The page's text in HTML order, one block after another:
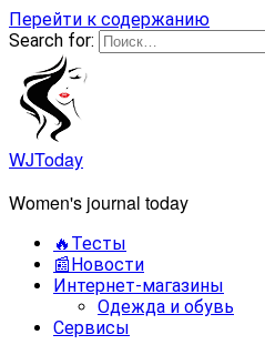
Перейти к содержанию
Search for:
WJToday
Women's journal today
🔥Тесты
📰Новости
Интернет-магазины
Одежда и обувь
Сервисы